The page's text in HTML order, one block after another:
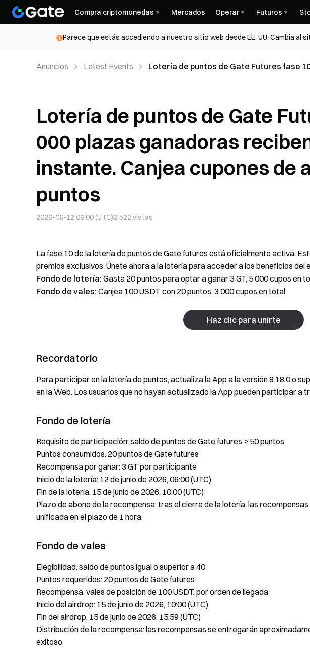
Compra criptomonedas Mercados Operar Futuros
Parece que estás accediendo a nuestro sitio web desde EE. UU. Cambia al
Anuncios Latest Events
Lotería de puntos de Gate Futures fase
Lotería de puntos de Gate
000 plazas ganadoras
instante. Canjea cupones de
puntos
2026-06-12 06:00 (UTC)3 522 vistas
La fase 10 de la lotería de puntos de Gate futures está oficialmente activa.
premios exclusivos. Únete ahora a la lotería para acceder a los beneficios del
Fondo de lotería: Gasta 20 puntos para optar a ganar 3 GT, 5 000 cupos en
Fondo de vales: Canjea 100 USDT con 20 puntos, 3 000 cupos en total
Haz clic para unirte
Recordatorio
Para participar en la lotería de puntos, actualiza la App a la versión 8.18.0 o
en la Web. Los usuarios que no hayan actualizado la App pueden participar a
Fondo de lotería
Requisito de participación: saldo de puntos de Gate futures ≥ 50 puntos
Puntos consumidos: 20 puntos de Gate futures
Recompensa por ganar: 3 GT por participante
Inicio de la lotería: 12 de junio de 2026, 06:00 (UTC)
Fin de la lotería: 15 de junio de 2026, 10:00 (UTC)
Plazo de abono de la recompensa: tras el cierre de la lotería, las
unificada en el plazo de 1 hora.
Fondo de vales
Elegibilidad: saldo de puntos igual o superior a 40
Puntos requeridos: 20 puntos de Gate futures
Recompensa: vales de posición de 100 USDT, por orden de llegada
Inicio del airdrop: 15 de junio de 2026, 10:00 (UTC)
Fin del airdrop: 15 de junio de 2026, 15:59 (UTC)
Distribución de la recompensa: las recompensas se entregarán
exitoso.